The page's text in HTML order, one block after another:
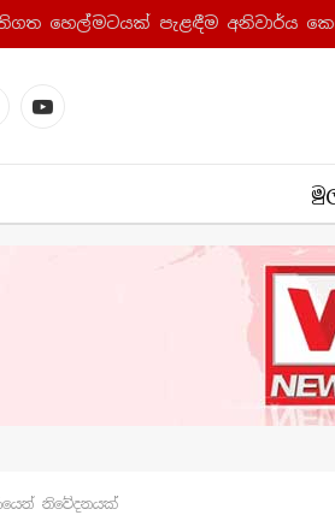
හෙල්මටයක් පැළඳීම අනිවාර්ය
YouTube
නිවේදනයක්